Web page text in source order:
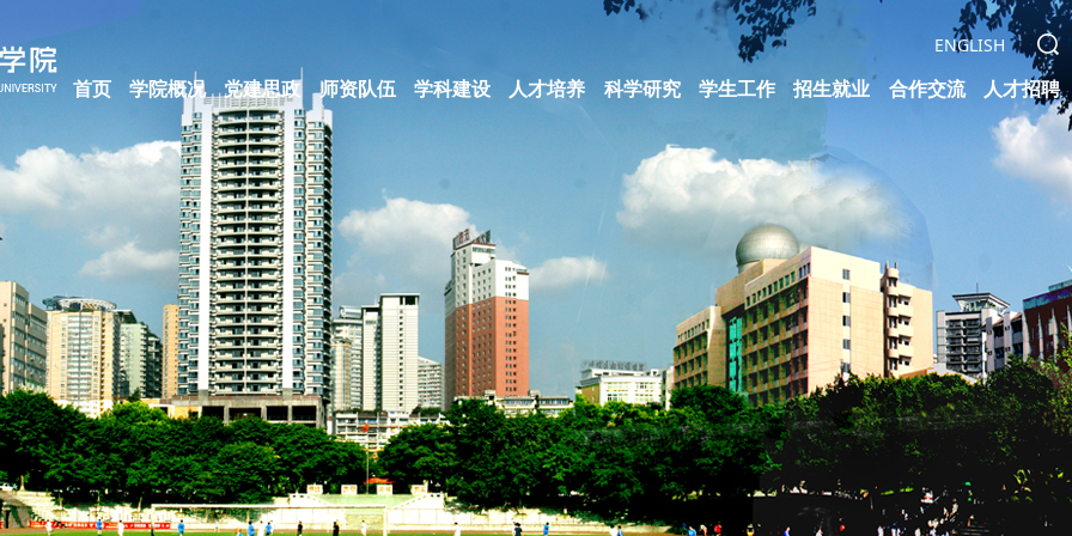
ENGLISH
首页 学院概况 党建思政 师资队伍 学科建设 人才培养 科学研究 学生工作 招生就业 合作交流 人才招聘